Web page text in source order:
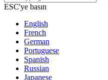
ESC'ye basın
English
French
German
Portuguese
Spanish
Russian
Japanese